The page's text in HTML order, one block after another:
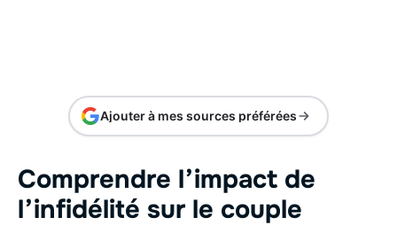
Ajouter à mes sources préférées
Comprendre l’impact de
l’infidélité sur le couple